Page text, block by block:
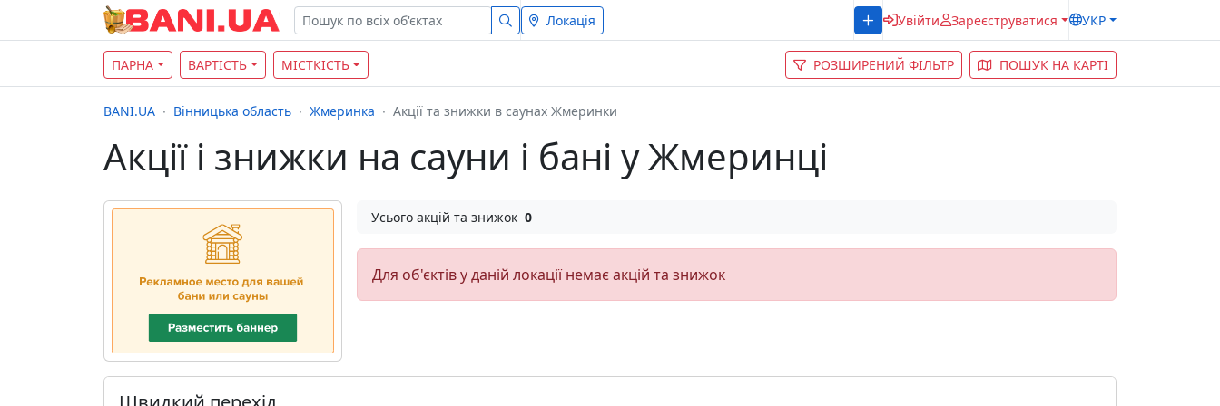
Локація Увійти Зареєструватися УКР
ПАРНА ВАРТІСТЬ МІСТКІСТЬ РОЗШИРЕНИЙ ФІЛЬТР ПОШУК НА КАРТІ
BANI.UA Вінницька область Жмеринка Акції та знижки в саунах Жмеринки
Акції і знижки на сауни і бані у Жмеринці
Усього акцій та знижок 0
Для об'єктів у даній локації немає акцій та знижок